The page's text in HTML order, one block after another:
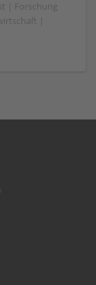
| Forschung
|